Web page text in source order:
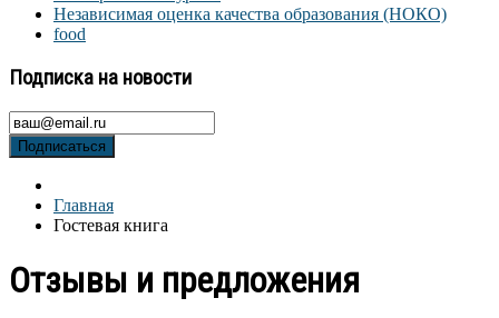
Независимая оценка качества образования (НОКО)
food
Подписка на новости
Подписаться
Главная
Гостевая книга
Отзывы и предложения